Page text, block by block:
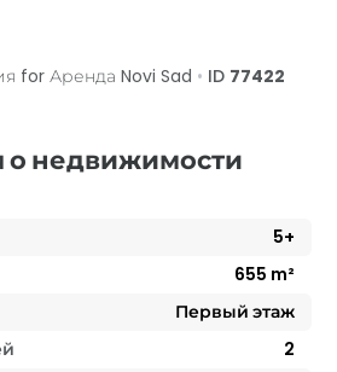
for Аренда Novi Sad • ID 77422
недвижимости
5+
655 m²
Первый этаж
2